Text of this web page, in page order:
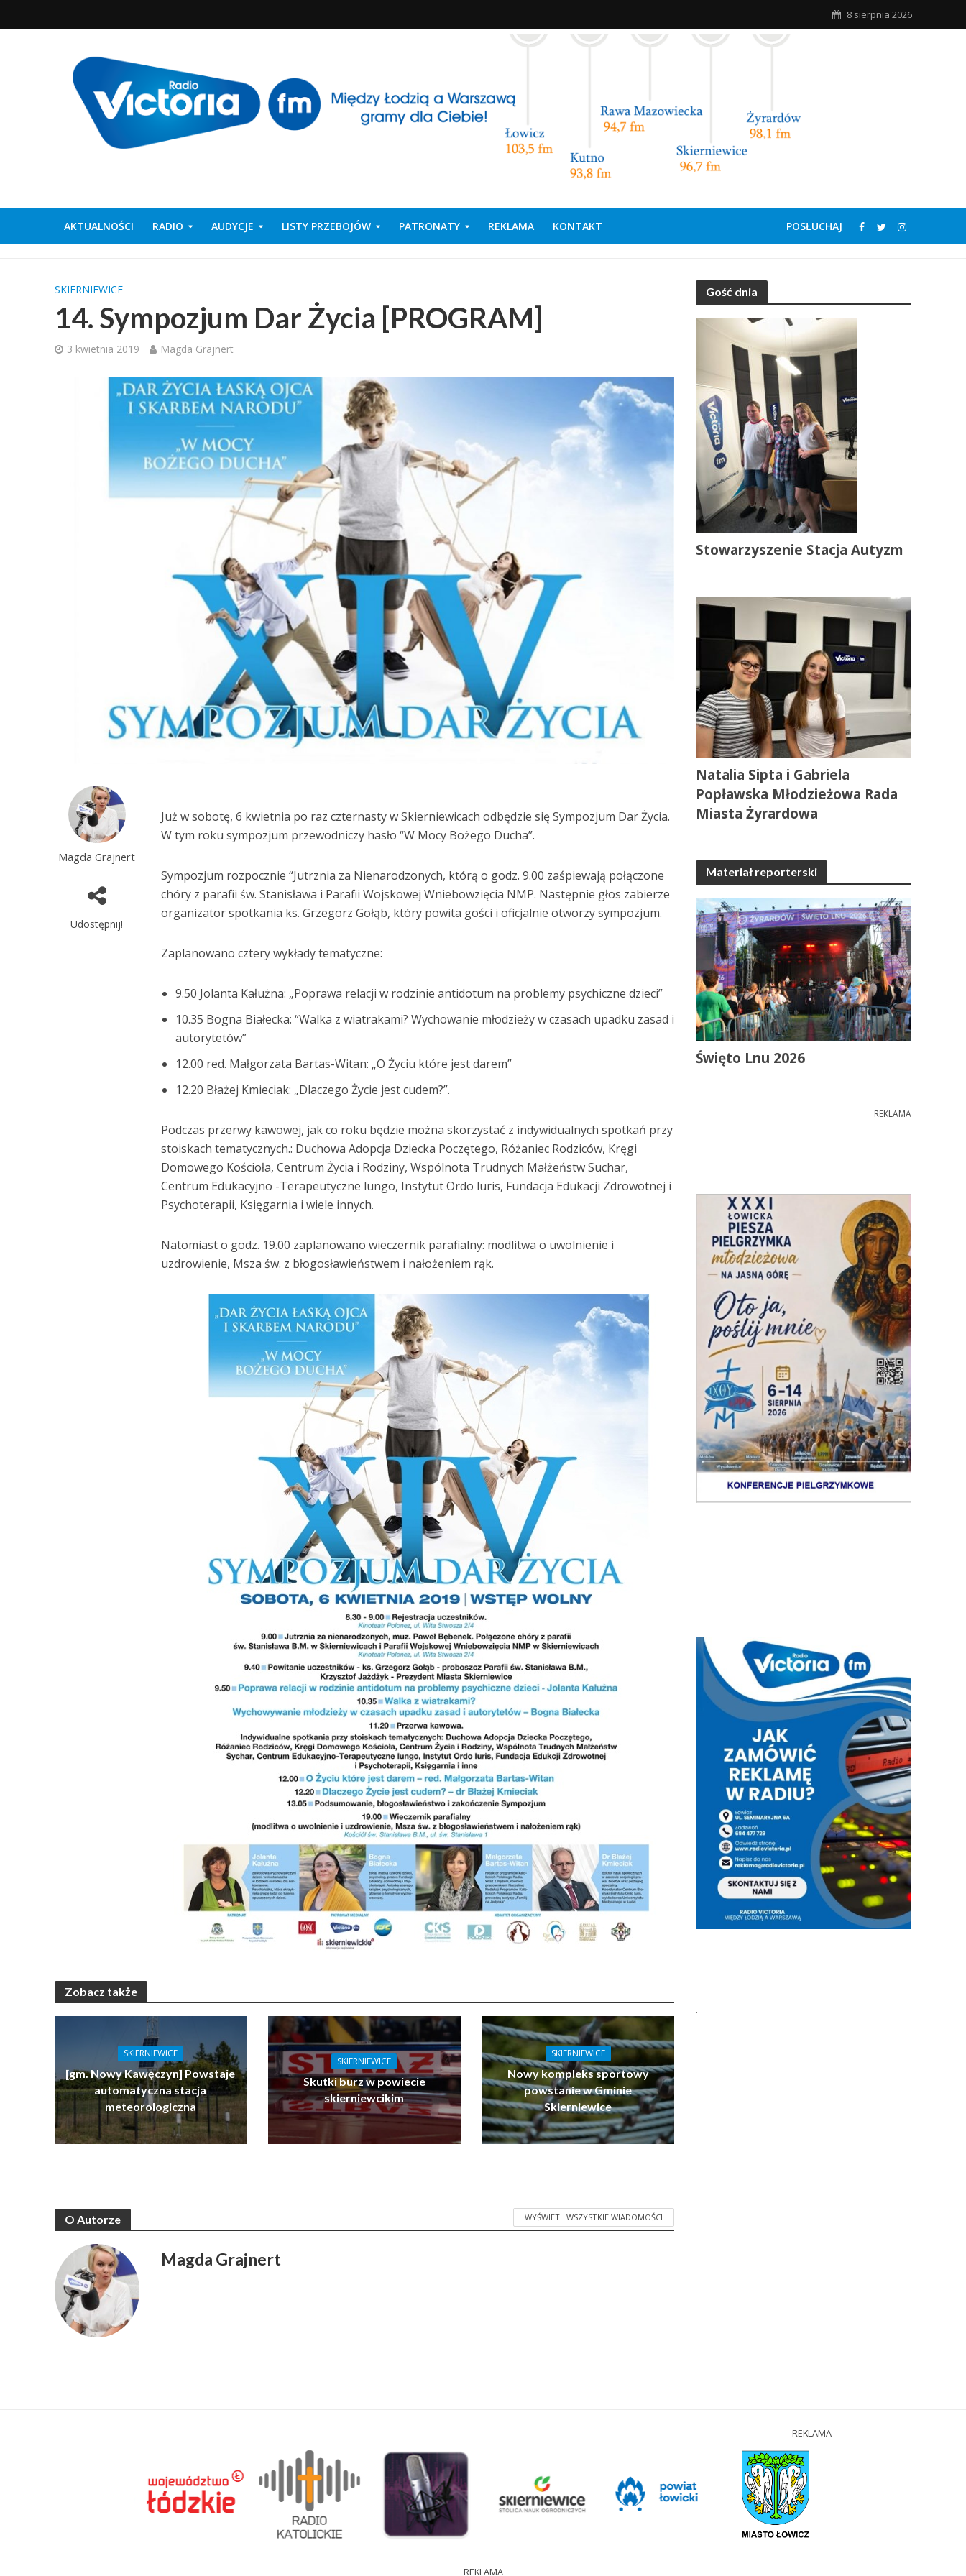
8 sierpnia 2026
AKTUALNOŚCI RADIO AUDYCJE LISTY PRZEBOJÓW PATRONATY REKLAMA KONTAKT POSŁUCHAJ
SKIERNIEWICE
14. Sympozjum Dar Życia [PROGRAM]
3 kwietnia 2019 Magda Grajnert
Magda Grajnert
Udostępnij!
Już w sobotę, 6 kwietnia po raz czternasty w Skierniewicach odbędzie się Sympozjum Dar Życia.
W tym roku sympozjum przewodniczy hasło “W Mocy Bożego Ducha”.
Sympozjum rozpocznie “Jutrznia za Nienarodzonych, którą o godz. 9.00 zaśpiewają połączone
chóry z parafii św. Stanisława i Parafii Wojskowej Wniebowzięcia NMP. Następnie głos zabierze
organizator spotkania ks. Grzegorz Gołąb, który powita gości i oficjalnie otworzy sympozjum.
Zaplanowano cztery wykłady tematyczne:
9.50 Jolanta Kałużna: „Poprawa relacji w rodzinie antidotum na problemy psychiczne dzieci”
10.35 Bogna Białecka: “Walka z wiatrakami? Wychowanie młodzieży w czasach upadku zasad i
autorytetów”
12.00 red. Małgorzata Bartas-Witan: „O Życiu które jest darem”
12.20 Błażej Kmieciak: „Dlaczego Życie jest cudem?”.
Podczas przerwy kawowej, jak co roku będzie można skorzystać z indywidualnych spotkań przy
stoiskach tematycznych.: Duchowa Adopcja Dziecka Poczętego, Różaniec Rodziców, Kręgi
Domowego Kościoła, Centrum Życia i Rodziny, Wspólnota Trudnych Małżeństw Suchar,
Centrum Edukacyjno -Terapeutyczne lungo, Instytut Ordo luris, Fundacja Edukacji Zdrowotnej i
Psychoterapii, Księgarnia i wiele innych.
Natomiast o godz. 19.00 zaplanowano wieczernik parafialny: modlitwa o uwolnienie i
uzdrowienie, Msza św. z błogosławieństwem i nałożeniem rąk.
Zobacz także
SKIERNIEWICE
[gm. Nowy Kawęczyn] Powstaje
automatyczna stacja
meteorologiczna
SKIERNIEWICE
Skutki burz w powiecie
skierniewcikim
SKIERNIEWICE
Nowy kompleks sportowy
powstanie w Gminie
Skierniewice
O Autorze WYŚWIETL WSZYSTKIE WIADOMOŚCI
Magda Grajnert
Gość dnia
Stowarzyszenie Stacja Autyzm
Natalia Sipta i Gabriela
Popławska Młodzieżowa Rada
Miasta Żyrardowa
Materiał reporterski
Święto Lnu 2026
REKLAMA
.
REKLAMA
REKLAMA